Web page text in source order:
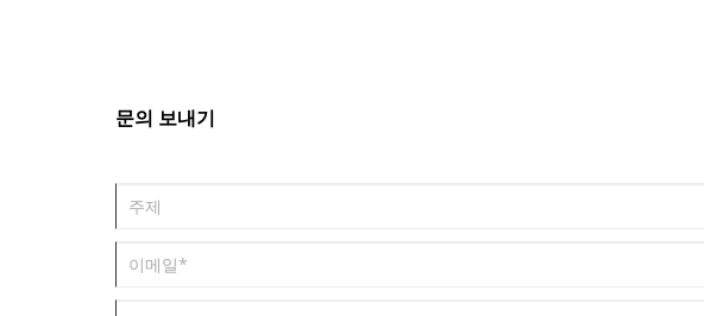
문의 보내기